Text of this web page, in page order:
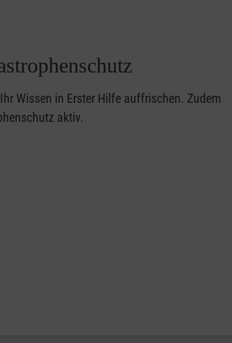
Wissen in Erster Hilfe auffrischen. Zudem
aktiv.